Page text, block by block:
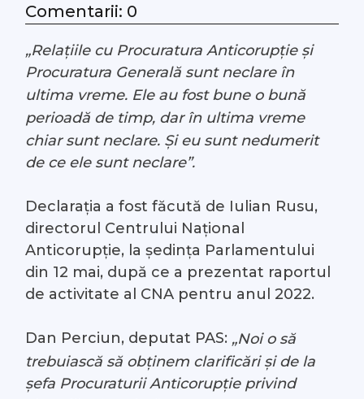
Comentarii: 0
„Relațiile cu Procuratura Anticorupție și
Procuratura Generală sunt neclare în
ultima vreme. Ele au fost bune o bună
perioadă de timp, dar în ultima vreme
chiar sunt neclare. Și eu sunt nedumerit
de ce ele sunt neclare”.
Declarația a fost făcută de Iulian Rusu,
directorul Centrului Național
Anticorupție, la ședința Parlamentului
din 12 mai, după ce a prezentat raportul
de activitate al CNA pentru anul 2022.
Dan Perciun, deputat PAS: „Noi o să
trebuiască să obținem clarificări și de la
șefa Procuraturii Anticorupție privind